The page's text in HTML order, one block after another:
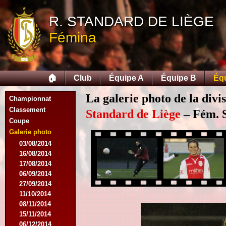
R. STANDARD DE LIÈGE
Fémina
🏠 Club Équipe A Équipe B
Championnat
Classement
Coupe
Galerie photo
03/08/2014
16/08/2014
17/08/2014
06/09/2014
27/09/2014
11/10/2014
08/11/2014
15/11/2014
06/12/2014
La galerie photo de la
Standard de Liège– Fém.